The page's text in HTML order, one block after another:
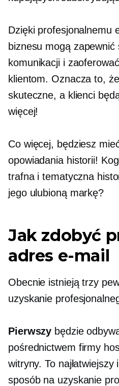
Dzięki profesjonalnemu
biznesu mogą zapewnić
komunikacji i
klientom. Oznacza to,
skuteczne, a klienci
więcej!
Co więcej, będziesz
opowiadania historii!
trafna i tematyczna
jego ulubioną markę?
Jak zdobyć
adres e-mail
Obecnie istnieją trzy
uzyskanie
Pierwszy będzie
pośrednictwem firmy
witryny. To
sposób na uzyskanie